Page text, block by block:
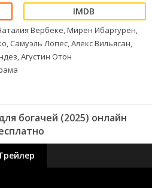
Вербеке, Мирен Ибаргурен,
Самуэль Лопес, Алекс Вильясан,
Агустин Отон
богачей (2025) онлайн